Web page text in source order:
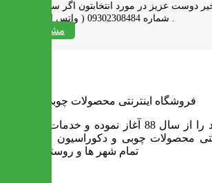
دوست عزیز در مورد انتخابتون اگر سوالی دارید به
شماره 09302308484 ( واتس اپ ) پیام بدید .
مشاهده همه
فروشگاه اینترنتی محصولات چوبی ایران میز
ایران میز فعالیت خود را از سال 88 آغاز نموده و خدمات آن عبارت
محصولات چوبی و دکوراسیون و ارسال به
تمام شهر ها و روستاهای کشور